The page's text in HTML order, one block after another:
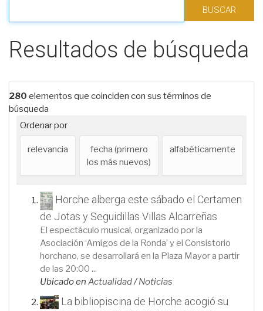
Filtrar los resultados
Resultados de búsqueda
280 elementos que coinciden con sus términos de
búsqueda
Ordenar por
relevancia
fecha (primero
los más nuevos)
alfabéticamente
Horche alberga este sábado el Certamen
de Jotas y Seguidillas Villas Alcarreñas
El espectáculo musical, organizado por la
Asociación ‘Amigos de la Ronda’ y el Consistorio
horchano, se desarrollará en la Plaza Mayor a partir
de las 20:00 ...
Ubicado en Actualidad/Noticias
La bibliopiscina de Horche acogió su